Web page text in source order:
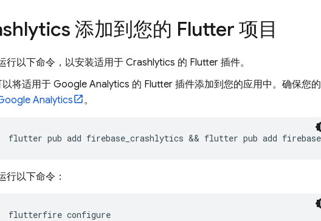
添加到您的 Flutter 项目
行以下命令，以安装适用于 Crashlytics 的 Flutter 插件。
以将适用于 Google Analytics 的 Flutter 插件添加到您的应用中。确保您的
Analytics 。
flutter pub add firebase_crashlytics && flutter pub add
行以下命令：
flutterfire